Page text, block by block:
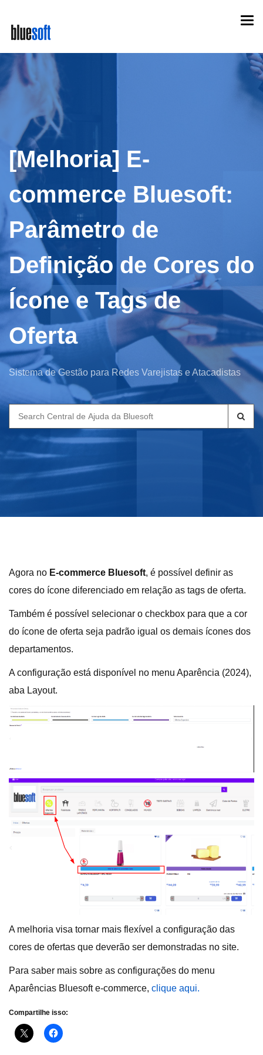
main
content
[Melhoria] E-
commerce Bluesoft:
Parâmetro de
Definição de Cores do
Ícone e Tags de
Oferta
Sistema de Gestão para Redes Varejistas e Atacadistas
Search
for:
Agora no E-commerce Bluesoft, é possível definir as
cores do ícone diferenciado em relação as tags de oferta.
Também é possível selecionar o checkbox para que a cor
do ícone de oferta seja padrão igual os demais ícones dos
departamentos.
A configuração está disponível no menu Aparência (2024),
aba Layout.
A melhoria visa tornar mais flexível a configuração das
cores de ofertas que deverão ser demonstradas no site.
Para saber mais sobre as configurações do menu
Aparências Bluesoft e-commerce, clique aqui.
Compartilhe isso: